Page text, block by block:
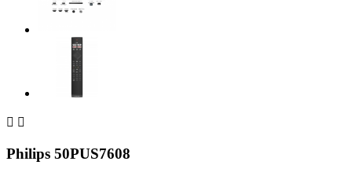
 
Philips 50PUS7608